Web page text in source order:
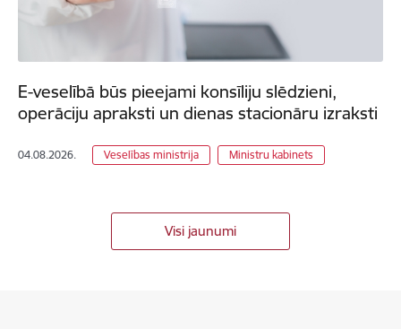
E-veselībā būs pieejami konsīliju slēdzieni,
operāciju apraksti un dienas stacionāru izraksti
04.08.2026. Veselības ministrija Ministru kabinets
Visi jaunumi